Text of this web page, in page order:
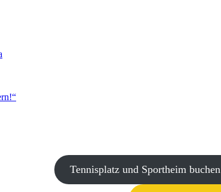
Tennisplatz und Sportheim buchen